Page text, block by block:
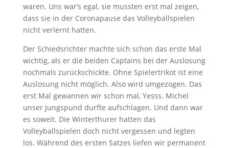
waren. Uns war’s egal, sie mussten erst mal zeigen,
dass sie in der Coronapause das Volleyballspielen
nicht verlernt hatten.
Der Schiedsrichter machte sich schon das erste Mal
wichtig, als er die beiden Captains bei der Auslosung
nochmals zurückschickte. Ohne Spielertrikot ist eine
Auslosung nicht möglich. Also wird umgezogen. Das
erst Mal gewannen wir schon mal, Yesss. Michel
unser Jungspund durfte aufschlagen. Und dann war
es soweit. Die Winterthurer hatten das
Volleyballspielen doch nicht vergessen und legten
los. Während des ersten Satzes liefen wir permanent